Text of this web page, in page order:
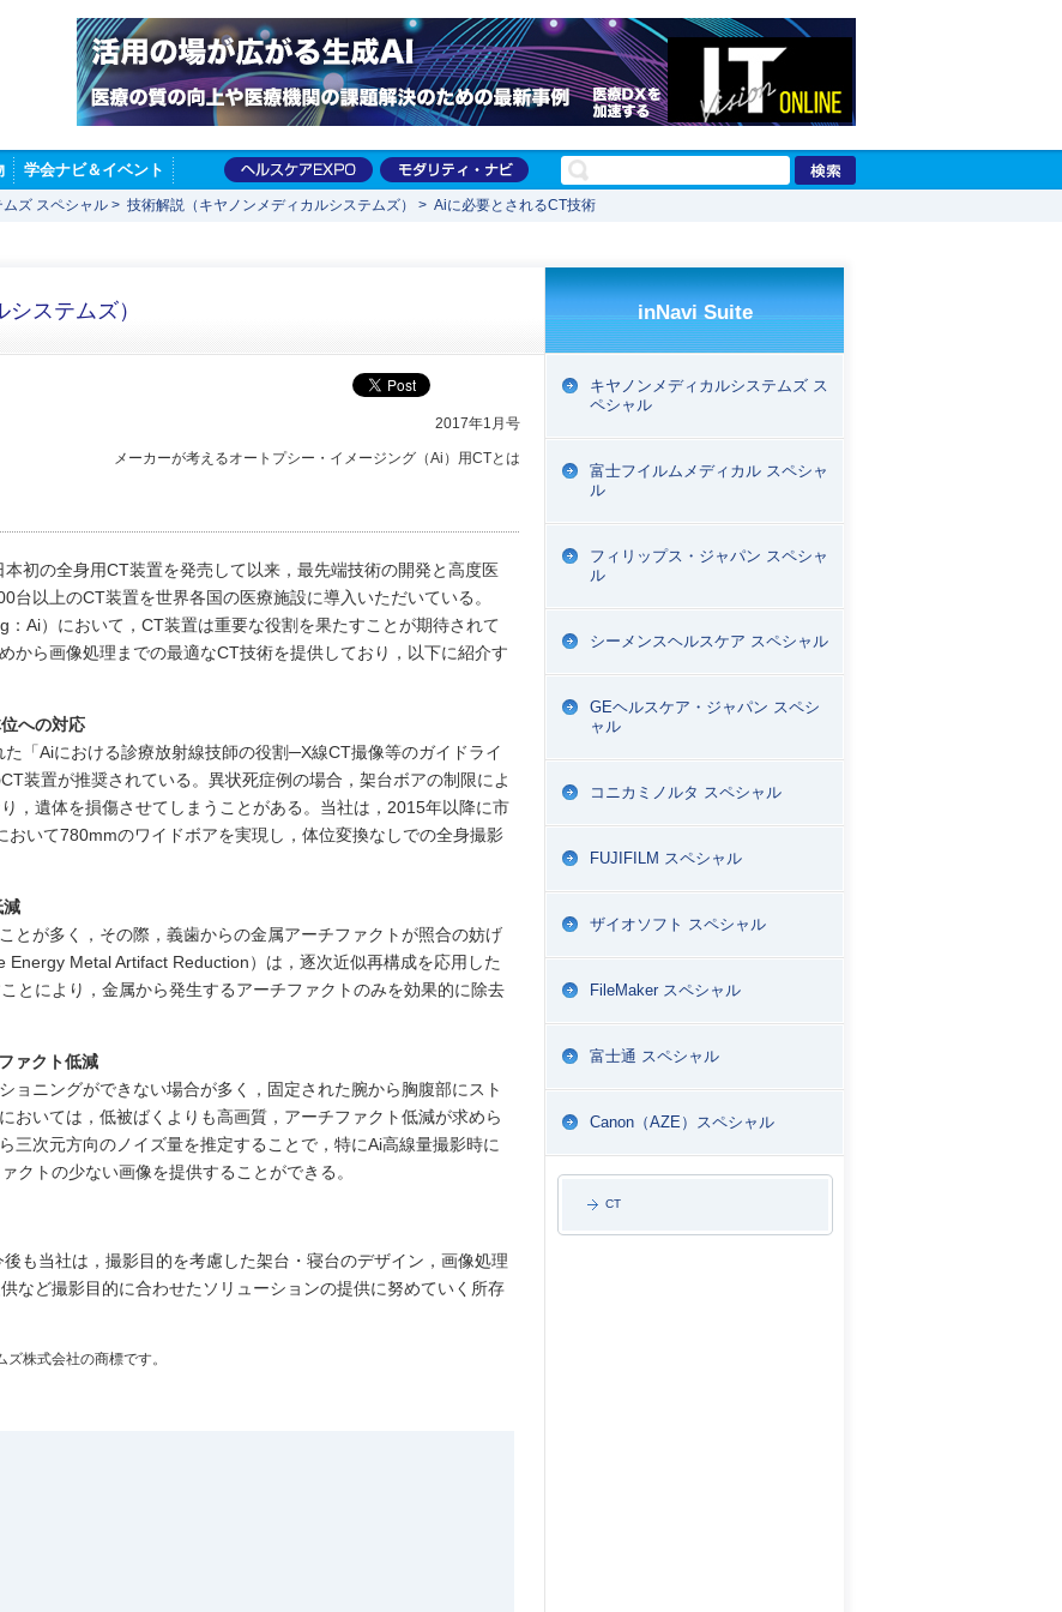
学会ナビ＆イベント
ズ スペシャル > 技術解説（キヤノンメディカルシステムズ） > Aiに必要とされるCT技術
ステムズ）
2017年1月号
メーカーが考えるオートプシー・イメージング（Ai）用CTとは
初の全身用CT装置を発売して以来，最先端技術の開発と高度医
台以上のCT装置を世界各国の医療施設に導入いただいている。
Ai）において，CT装置は重要な役割を果たすことが期待されて
から画像処理までの最適なCT技術を提供しており，以下に紹介す
への対応
「Aiにおける診療放射線技師の役割─X線CT撮像等のガイドライ
装置が推奨されている。異状死症例の場合，架台ボアの制限によ
，遺体を損傷させてしまうことがある。当社は，2015年以降に市
いて780mmのワイドボアを実現し，体位変換なしでの全身撮影
減
とが多く，その際，義歯からの金属アーチファクトが照合の妨げ
Energy Metal Artifact Reduction）は，逐次近似再構成を応用した
とにより，金属から発生するアーチファクトのみを効果的に除去
ァクト低減
ョニングができない場合が多く，固定された腕から胸腹部にスト
おいては，低被ばくよりも高画質，アーチファクト低減が求めら
三次元方向のノイズ量を推定することで，特にAi高線量撮影時に
クトの少ない画像を提供することができる。
も当社は，撮影目的を考慮した架台・寝台のデザイン，画像処理
など撮影目的に合わせたソリューションの提供に努めていく所存
株式会社の商標です。
inNavi Suite
キヤノンメディカルシステムズ ス
ペシャル
富士フイルムメディカル スペシャ
ル
フィリップス・ジャパン スペシャ
ル
シーメンスヘルスケア スペシャル
GEヘルスケア・ジャパン スペシ
ャル
コニカミノルタ スペシャル
FUJIFILM スペシャル
ザイオソフト スペシャル
FileMaker スペシャル
富士通 スペシャル
Canon（AZE）スペシャル
CT